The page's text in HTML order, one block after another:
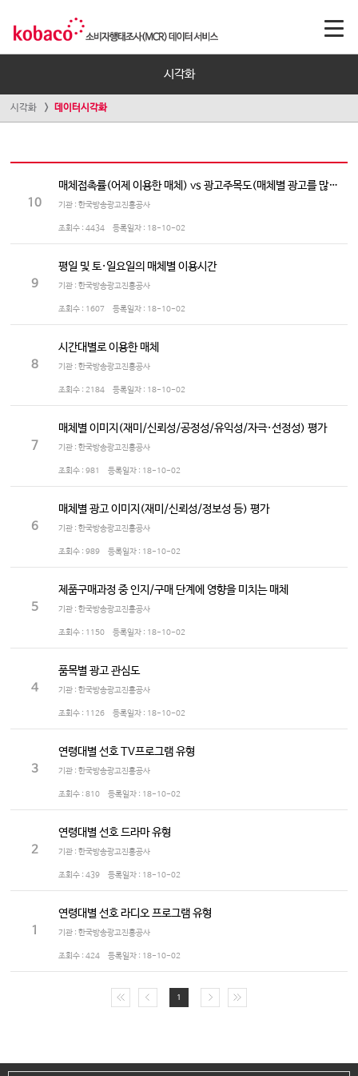
시각화
시각화 데이터시각화
10
매체접촉률(어제 이용한 매체) vs 광고주목도(매체별 광고를 많이 보는/듣는 정도)
기관 : 한국방송광고진흥공사
조회수 : 4434 등록일자 : 18-10-02
9
평일 및 토·일요일의 매체별 이용시간
기관 : 한국방송광고진흥공사
조회수 : 1607 등록일자 : 18-10-02
8
시간대별로 이용한 매체
기관 : 한국방송광고진흥공사
조회수 : 2184 등록일자 : 18-10-02
7
매체별 이미지(재미/신뢰성/공정성/유익성/자극·선정성) 평가
기관 : 한국방송광고진흥공사
조회수 : 981 등록일자 : 18-10-02
6
매체별 광고 이미지(재미/신뢰성/정보성 등) 평가
기관 : 한국방송광고진흥공사
조회수 : 989 등록일자 : 18-10-02
5
제품구매과정 중 인지/구매 단계에 영향을 미치는 매체
기관 : 한국방송광고진흥공사
조회수 : 1150 등록일자 : 18-10-02
4
품목별 광고 관심도
기관 : 한국방송광고진흥공사
조회수 : 1126 등록일자 : 18-10-02
3
연령대별 선호 TV프로그램 유형
기관 : 한국방송광고진흥공사
조회수 : 810 등록일자 : 18-10-02
2
연령대별 선호 드라마 유형
기관 : 한국방송광고진흥공사
조회수 : 439 등록일자 : 18-10-02
1
연령대별 선호 라디오 프로그램 유형
기관 : 한국방송광고진흥공사
조회수 : 424 등록일자 : 18-10-02
1